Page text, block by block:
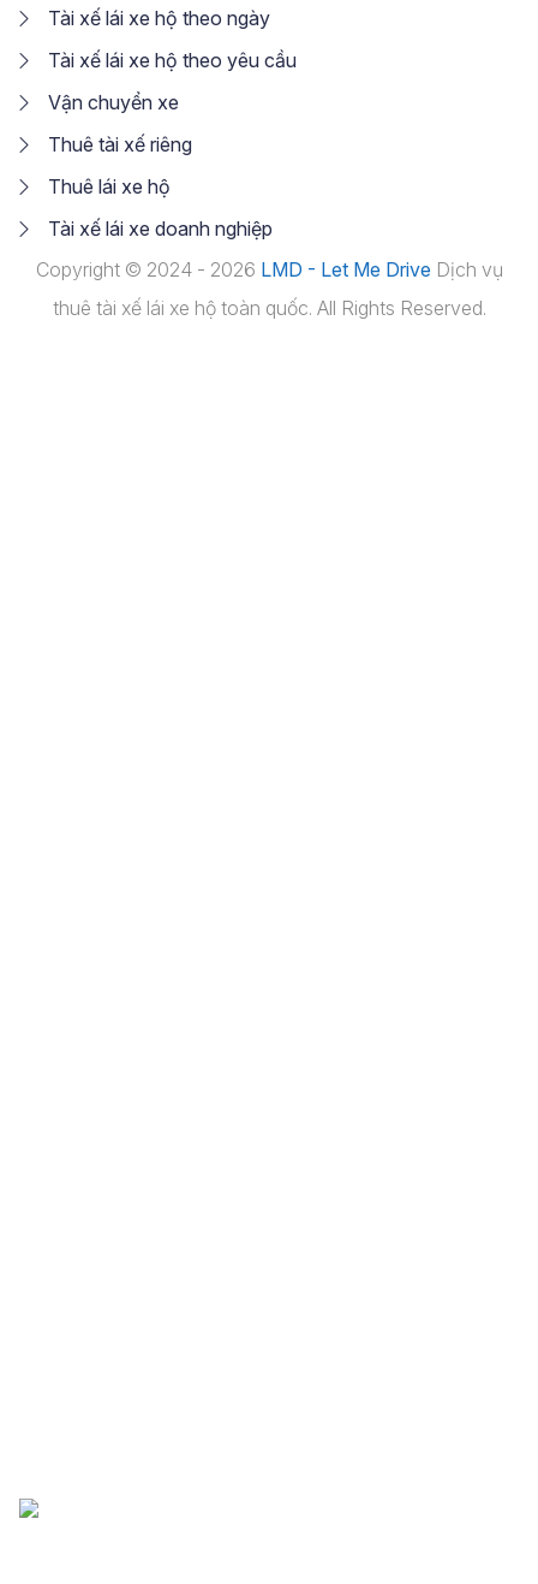
Tài xế lái xe hộ theo ngày
Tài xế lái xe hộ theo yêu cầu
Vận chuyển xe
Thuê tài xế riêng
Thuê lái xe hộ
Tài xế lái xe doanh nghiệp
Copyright © 2024 - 2026 LMD - Let Me Drive Dịch vụ
thuê tài xế lái xe hộ toàn quốc. All Rights Reserved.